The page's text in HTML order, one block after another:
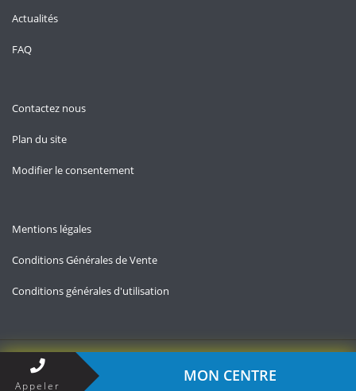
Actualités
FAQ
Contactez nous
Plan du site
Modifier le consentement
Mentions légales
Conditions Générales de Vente
Conditions générales d'utilisation
Copyright © 2026 — Contact-impots.fr
Appeler
MON CENTRE